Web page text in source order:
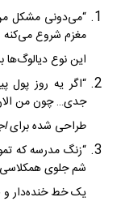
“می‌دونی مشکل من
مغزم شروع
این نوع
“اگر یه روز پول
جدی… چون من
طراحی شده برای
“زنگ مدرسه که
شم جلوی
یک خط خنده‌دار و